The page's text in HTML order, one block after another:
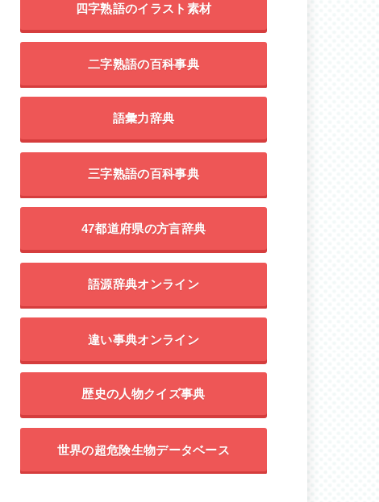
四字熟語のイラスト素材
二字熟語の百科事典
語彙力辞典
三字熟語の百科事典
47都道府県の方言辞典
語源辞典オンライン
違い事典オンライン
歴史の人物クイズ事典
世界の超危険生物データベース